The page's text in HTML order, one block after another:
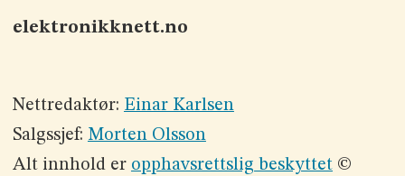
elektronikknett.no
Nettredaktør: Einar Karlsen
Salgssjef: Morten Olsson
Alt innhold er opphavsrettslig beskyttet©